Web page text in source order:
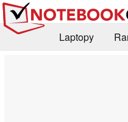
Laptopy